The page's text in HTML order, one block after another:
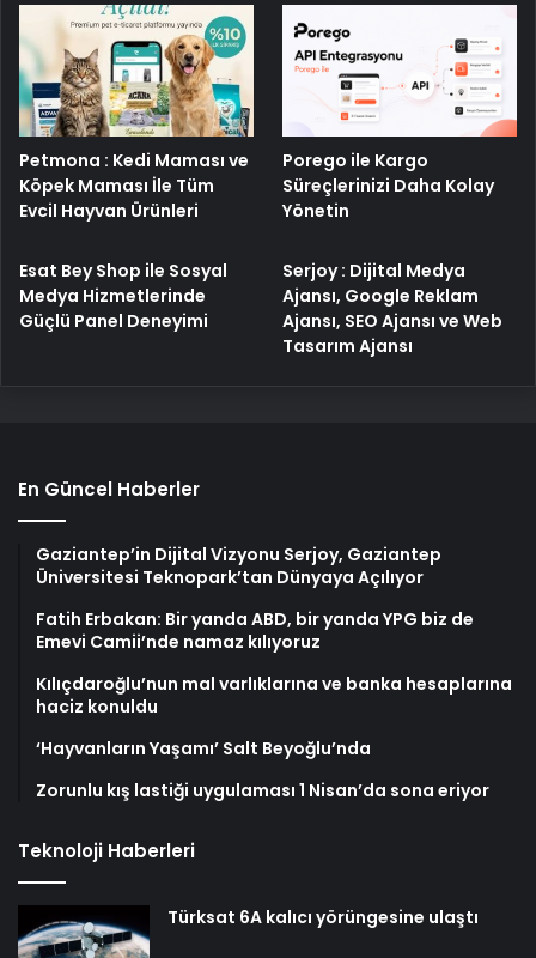
Petmona : Kedi Maması ve
Köpek Maması İle Tüm
Evcil Hayvan Ürünleri
Porego ile Kargo
Süreçlerinizi Daha Kolay
Yönetin
Esat Bey Shop ile Sosyal
Medya Hizmetlerinde
Güçlü Panel Deneyimi
Serjoy : Dijital Medya
Ajansı, Google Reklam
Ajansı, SEO Ajansı ve Web
Tasarım Ajansı
En Güncel Haberler
Gaziantep’in Dijital Vizyonu Serjoy, Gaziantep
Üniversitesi Teknopark’tan Dünyaya Açılıyor
Fatih Erbakan: Bir yanda ABD, bir yanda YPG biz de
Emevi Camii’nde namaz kılıyoruz
Kılıçdaroğlu’nun mal varlıklarına ve banka hesaplarına
haciz konuldu
‘Hayvanların Yaşamı’ Salt Beyoğlu’nda
Zorunlu kış lastiği uygulaması 1 Nisan’da sona eriyor
Teknoloji Haberleri
Türksat 6A kalıcı yörüngesine ulaştı